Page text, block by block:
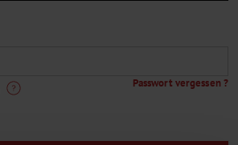
Passwort vergessen ?